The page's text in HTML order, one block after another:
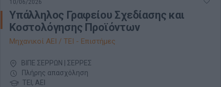
10/06/2026
Υπάλληλος Γραφείου Σχεδίασης και
Κοστολόγησης Προϊόντων
Μηχανικοί ΑΕΙ / ΤΕΙ - Επιστήμες
ΒΙΠΕ ΣΕΡΡΩΝ | ΣΕΡΡΕΣ
Πλήρης απασχόληση
ΤΕΙ, ΑΕΙ